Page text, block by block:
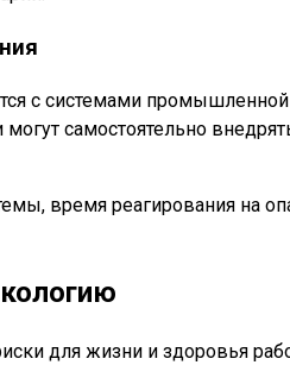
с системами
самостоятельно
время реагирования на
для жизни и здоровья